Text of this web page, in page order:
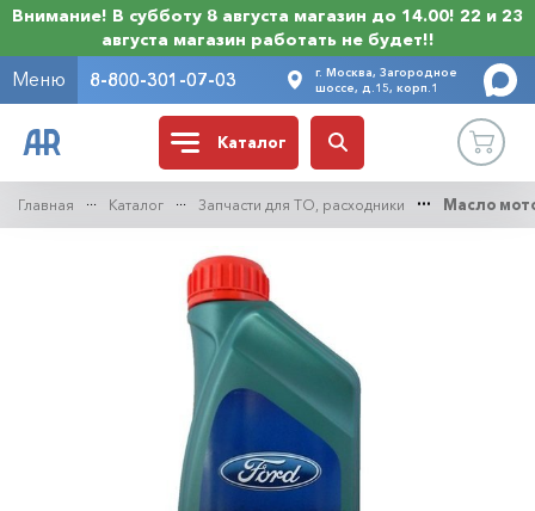
Внимание! В субботу 8 августа магазин до 14.00! 22 и 23
августа магазин работать не будет!!
Меню 8-800-301-07-03
г. Москва, Загородное
шоссе, д.15, корп.1
Каталог
Главная Каталог Запчасти для ТО, расходники Масло